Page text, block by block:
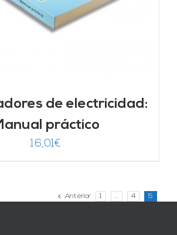
de electricidad:
práctico
16,01€
Anterior 1 … 4 5